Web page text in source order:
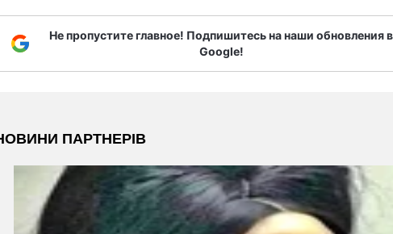
Не пропустите главное! Подпишитесь на наши обновления в
Google!